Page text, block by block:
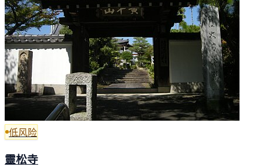
低风险
靈松寺